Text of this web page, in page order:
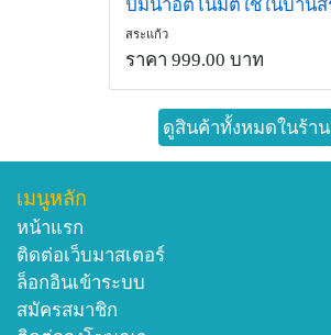
สระแก้ว
ราคา 999.00 บาท
ดูสินค้าทั้งหมดในร้าน
เมนูหลัก
หน้าแรก
ติดต่อเว็บมาสเตอร์
ล็อกอินเข้าระบบ
สมัครสมาชิก